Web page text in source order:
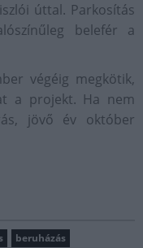
úttal. Parkosítás
belefér a
végéig megkötik,
a projekt. Ha nem
jövő év október
beruházás